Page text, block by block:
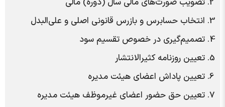
انتخاب حسابرس و بازرس قانونی اصلی و علی‌البدل
تصمیم‌گیری در خصوص تقسیم سود
تعیین روزنامه کثیرالانتشار
تعیین پاداش اعضای هیئت مدیره
تعیین حق حضور اعضای غیرموظف هیئت مدیره